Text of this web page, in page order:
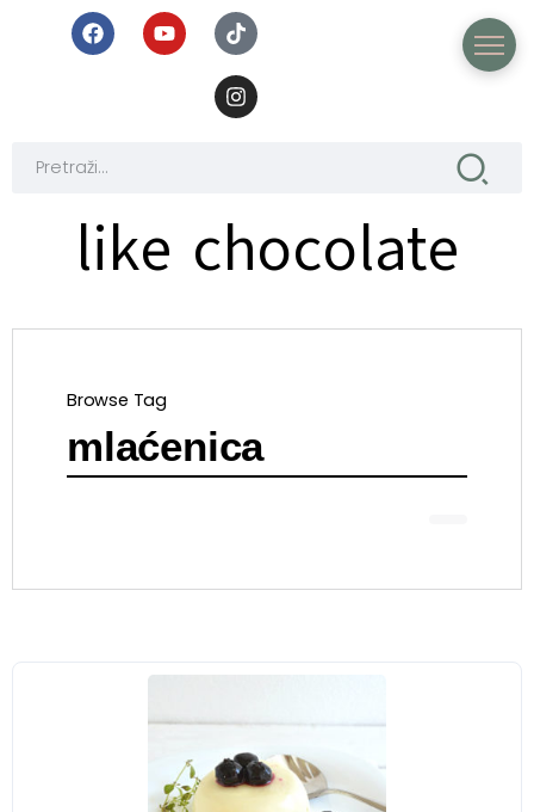
like chocolate
Browse Tag
mlaćenica